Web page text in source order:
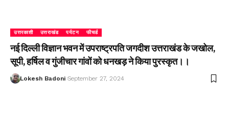
उत्तरकाशी उत्तराखंड पर्यटन फीचर्ड
नई दिल्ली विज्ञान भवन में उपराष्ट्रपति जगदीश उत्तराखंड के जखोल,
सूपी, हर्षिल व गुंजीचार गांवों को धनखड़ ने किया पुरस्कृत।।
Lokesh Badoni September 27, 2024